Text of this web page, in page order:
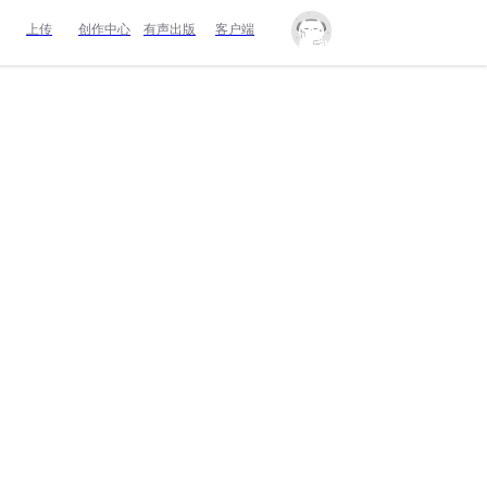
上传 创作中心 有声出版 客户端